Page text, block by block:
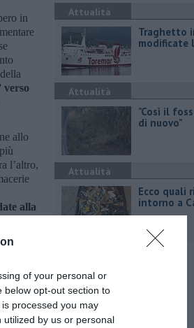
of your personal or
below opt-out section to
processed you may
by us or personal
in
verso
allo
l’altro,
alla
con
Attualità
Traghetto
modificate
Attualità
"Così il
di nuovo"
Attualità
Ecco quali
intorno a